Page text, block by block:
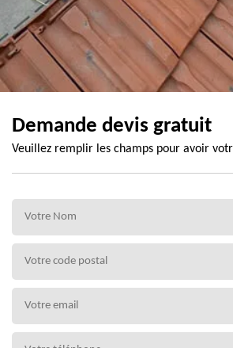
Demande devis gratuit
Veuillez remplir les champs pour avoir